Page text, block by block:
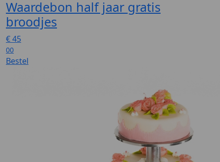
Waardebon half jaar gratis
broodjes
€45
00
Bestel